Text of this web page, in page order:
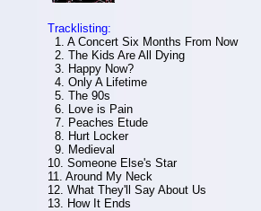
Tracklisting:
1. A Concert Six Months From Now
2. The Kids Are All Dying
3. Happy Now?
4. Only A Lifetime
5. The 90s
6. Love is Pain
7. Peaches Etude
8. Hurt Locker
9. Medieval
10. Someone Else's Star
11. Around My Neck
12. What They'll Say About Us
13. How It Ends